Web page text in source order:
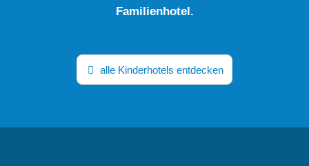
Familienhotel.
alle Kinderhotels entdecken